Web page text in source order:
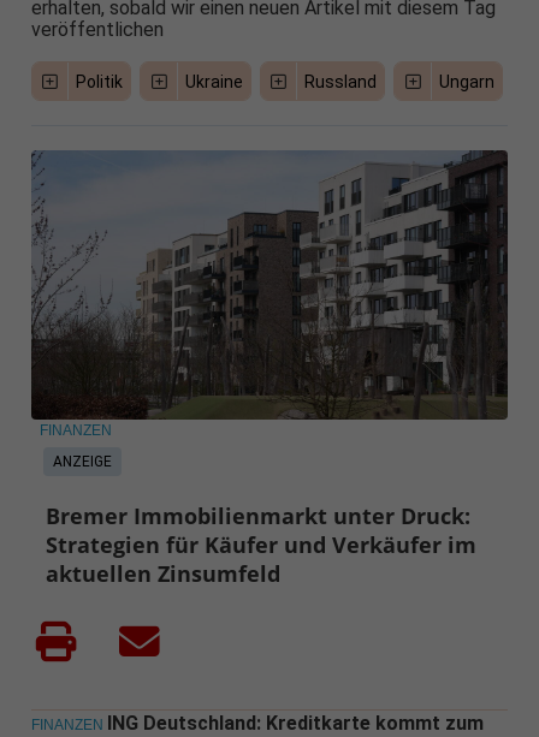
erhalten, sobald wir einen neuen Artikel mit diesem Tag
veröffentlichen
Politik Ukraine Russland Ungarn
ANZEIGE
FINANZEN
Bremer Immobilienmarkt unter Druck:
Strategien für Käufer und Verkäufer im
aktuellen Zinsumfeld
FINANZEN
ING Deutschland: Kreditkarte kommt zum